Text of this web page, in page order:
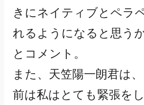
きにネイティブとペラ
れるようになると思う
とコメント。
また、天笠陽一朗君は
前は私はとても緊張を